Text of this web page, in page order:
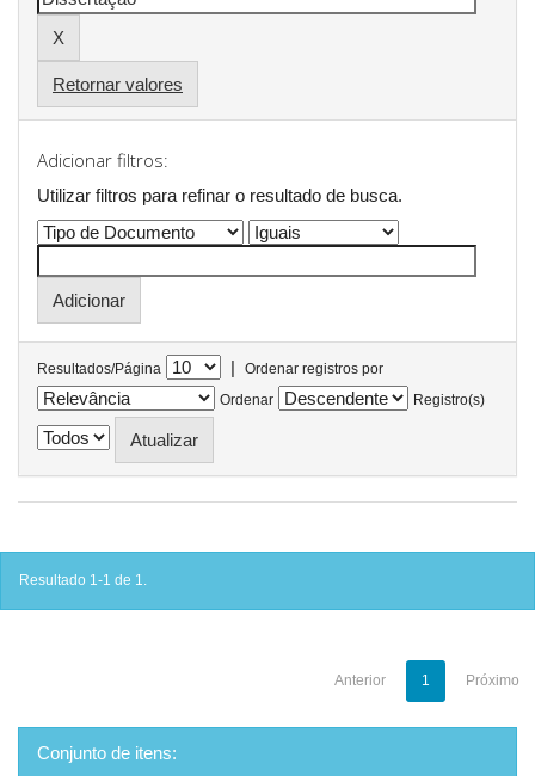
Retornar valores
Adicionar filtros:
Utilizar filtros para refinar o resultado de busca.
Resultados/Página |
Ordenar registros por
Ordenar
Registro(s)
Resultado 1-1 de 1.
Anterior 1 Próximo
Conjunto de itens: